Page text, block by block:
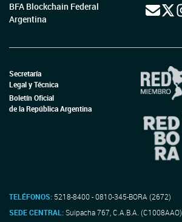
BFA Blockchain Federal
Argentina
Secretaría
Legal y Técnica
Boletín Oficial
de la República Argentina
TELÉFONOS: 5218-8400 - 0810-345-BORA (2672)
SEDE CENTRAL:Suipacha 767, C.A.B.A. (C1008AAO)